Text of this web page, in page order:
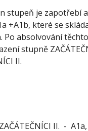
stupeň je zapotřebí
+A1b, které se
Po absolvování
stupně
II.
II. -